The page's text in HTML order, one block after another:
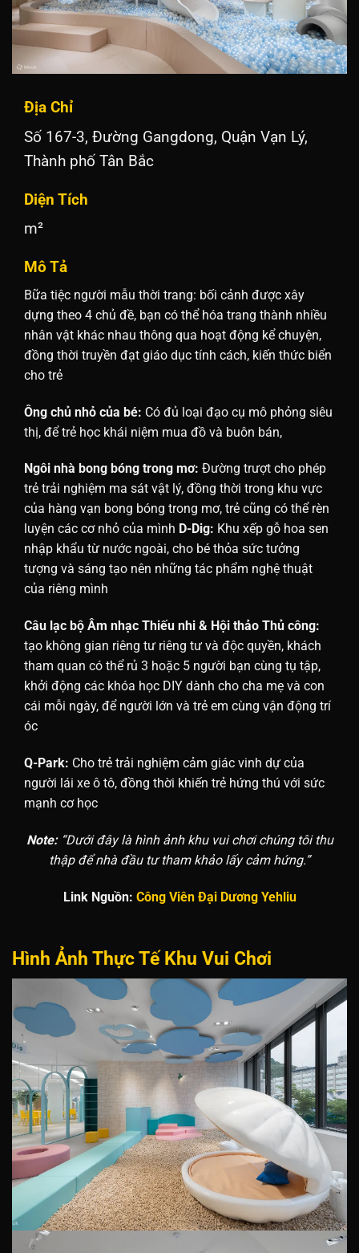
Địa Chỉ
Số 167-3, Đường Gangdong, Quận Vạn Lý,
Thành phố Tân Bắc
Diện Tích
m²
Mô Tả
Bữa tiệc người mẫu thời trang: bối cảnh được xây
dựng theo 4 chủ đề, bạn có thể hóa trang thành nhiều
nhân vật khác nhau thông qua hoạt động kể chuyện,
đồng thời truyền đạt giáo dục tính cách, kiến thức biển
cho trẻ
Ông chủ nhỏ của bé: Có đủ loại đạo cụ mô phỏng siêu
thị, để trẻ học khái niệm mua đồ và buôn bán,
Ngôi nhà bong bóng trong mơ: Đường trượt cho phép
trẻ trải nghiệm ma sát vật lý, đồng thời trong khu vực
của hàng vạn bong bóng trong mơ, trẻ cũng có thể rèn
luyện các cơ nhỏ của mình D-Dig: Khu xếp gỗ hoa sen
nhập khẩu từ nước ngoài, cho bé thỏa sức tưởng
tượng và sáng tạo nên những tác phẩm nghệ thuật
của riêng mình
Câu lạc bộ Âm nhạc Thiếu nhi & Hội thảo Thủ công:
tạo không gian riêng tư riêng tư và độc quyền, khách
tham quan có thể rủ 3 hoặc 5 người bạn cùng tụ tập,
khởi động các khóa học DIY dành cho cha mẹ và con
cái mỗi ngày, để người lớn và trẻ em cùng vận động trí
óc
Q-Park: Cho trẻ trải nghiệm cảm giác vinh dự của
người lái xe ô tô, đồng thời khiến trẻ hứng thú với sức
mạnh cơ học
Note:“Dưới đây là hình ảnh khu vui chơi chúng tôi thu
thập để nhà đầu tư tham khảo lấy cảm hứng.”
Link Nguồn: Công Viên Đại Dương Yehliu
Hình Ảnh Thực Tế Khu Vui Chơi